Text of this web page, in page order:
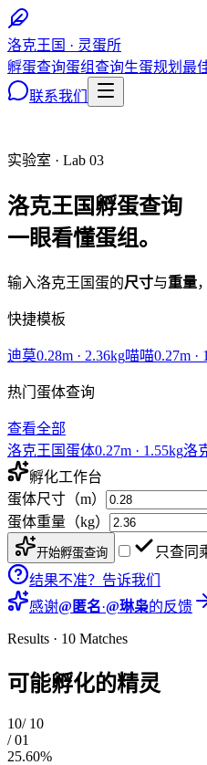
洛克王国 · 灵蛋所
孵蛋查询蛋组查询生蛋规划 最
联系我们
实验室 · Lab 03
洛克王国孵蛋查询
一眼看懂蛋组。
输入洛克王国蛋的尺寸与重量
快捷模板
迪莫0.28m · 2.36kg喵喵0.27m ·
热门蛋体查询
查看全部
洛克王国蛋体0.27m · 1.55kg洛
孵化工作台
蛋体尺寸（m）
蛋体重量（kg）
开始孵蛋查询 只查同
结果不准？告诉我们
感谢@ 匿名·@琳枭的反馈
Results · 10 Matches
可能孵化的精灵
10/ 10
/01
25.60%